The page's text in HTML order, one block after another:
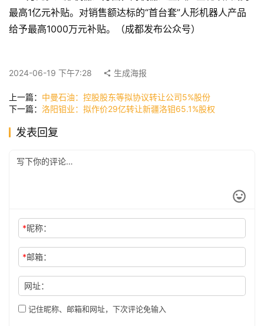
首
页
讯
公
司
科
最高1亿元补贴。对销售额达标的“首台套”人形机器人产品
给予最高1000万元补贴。（成都发布公众号）
2024-06-19 下午7:28 生成海报
上一篇： 中曼石油：控股股东等拟协议转让公司5%股份
下一篇： 洛阳钼业：拟作价29亿转让新疆洛钼65.1%股权
发表回复
*昵称：
*邮箱：
网址：
记住昵称、邮箱和网址，下次评论免输入